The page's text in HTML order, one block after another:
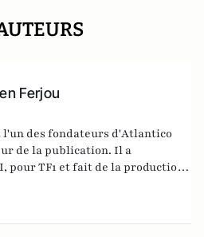
Ferjou
l'un des fondateurs d'Atlantico
de la publication. Il a
pour TF1 et fait de la production